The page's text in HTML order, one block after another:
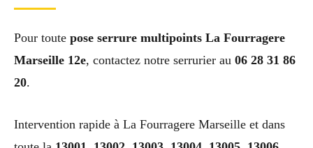
Pour toute pose serrure multipoints La Fourragere
Marseille 12e, contactez notre serrurier au 06 28 31 86
20.
Intervention rapide à La Fourragere Marseille et dans